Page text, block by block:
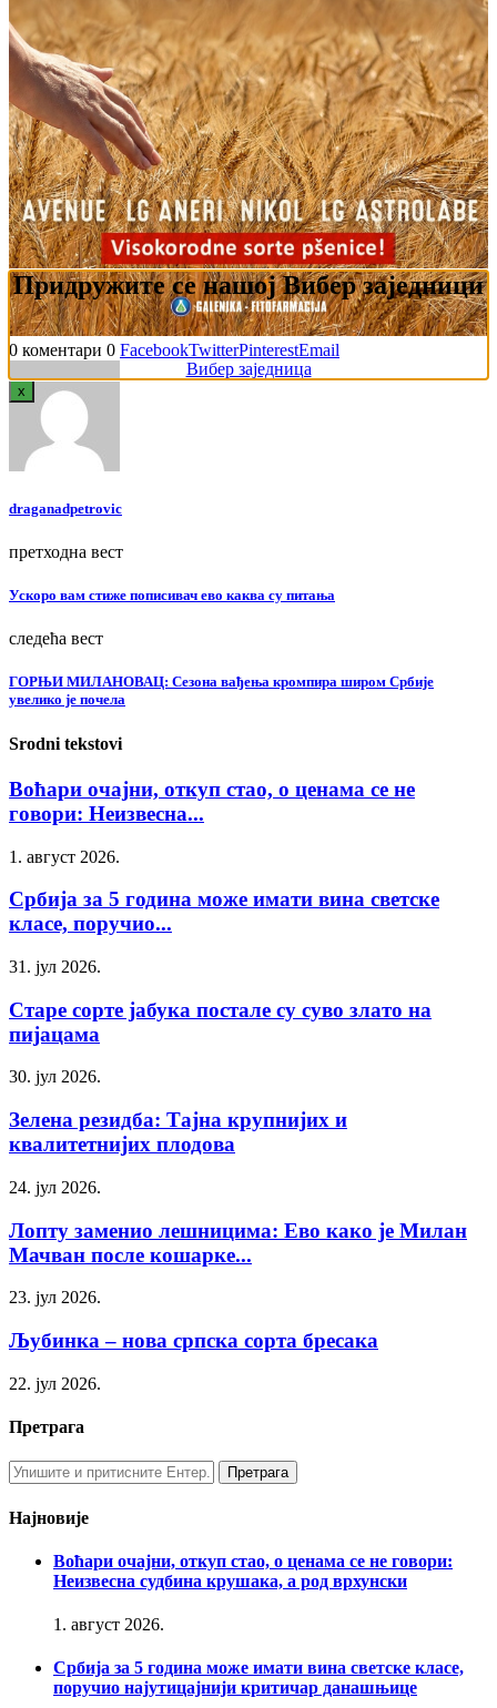
0 коментари 0 FacebookTwitterPinterestEmail
draganadpetrovic
претходна вест
Ускоро вам стиже пописивач ево каква су питања
следећа вест
ГОРЊИ МИЛАНОВАЦ: Сезона вађења кромпира широм Србије
увелико је почела
Srodni tekstovi
Воћари очајни, откуп стао, о ценама се не
говори: Неизвесна...
1. август 2026.
Србија за 5 година може имати вина светске
класе, поручио...
31. јул 2026.
Старе сорте јабука постале су суво злато на
пијацама
30. јул 2026.
Зелена резидба: Тајна крупнијих и
квалитетнијих плодова
24. јул 2026.
Лопту заменио лешницима: Ево како је Милан
Мачван после кошарке...
23. јул 2026.
Љубинка – нова српска сорта бресака
22. јул 2026.
Претрага
Најновије
Воћари очајни, откуп стао, о ценама се не говори:
Неизвесна судбина крушака, а род врхунски
1. август 2026.
Србија за 5 година може имати вина светске класе,
поручио најутицајнији критичар данашњице
Придружите се нашој Вибер заједници
Вибер заједница
x